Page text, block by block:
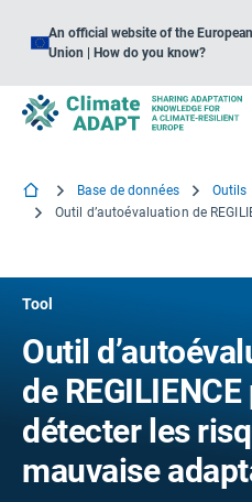
An official website of the European
Union | How do you know?
Base de données
Outils
Tool
Outil
de
détecter les
mauvaise